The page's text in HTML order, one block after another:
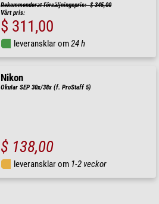
Rekommenderat försäljningspris: $ 345,00
Vårt pris:
$ 311,00
leveransklar om24 h
Nikon
Okular SEP 30x/38x (f. ProStaff 5)
$ 138,00
leveransklar om 1-2 veckor